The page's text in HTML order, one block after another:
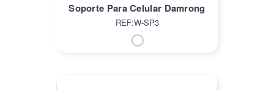
Soporte Para Celular Damrong
REF:W-SP3